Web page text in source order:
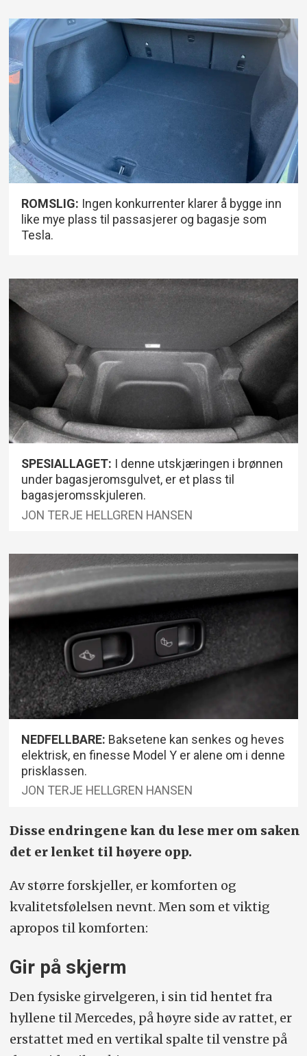
ROMSLIG: Ingen konkurrenter klarer å bygge inn
like mye plass til passasjerer og bagasje som
Tesla.
SPESIALLAGET: I denne utskjæringen i brønnen
under bagasjeromsgulvet, er et plass til
bagasjeromsskjuleren.
JON TERJE HELLGREN HANSEN
NEDFELLBARE: Baksetene kan senkes og heves
elektrisk, en finesse Model Y er alene om i denne
prisklassen.
JON TERJE HELLGREN HANSEN
Disse endringene kan du lese mer om saken
det er lenket til høyere opp.
Av større forskjeller, er komforten og
kvalitetsfølelsen nevnt. Men som et viktig
apropos til komforten:
Gir på skjerm
Den fysiske girvelgeren, i sin tid hentet fra
hyllene til Mercedes, på høyre side av rattet, er
erstattet med en vertikal spalte til venstre på